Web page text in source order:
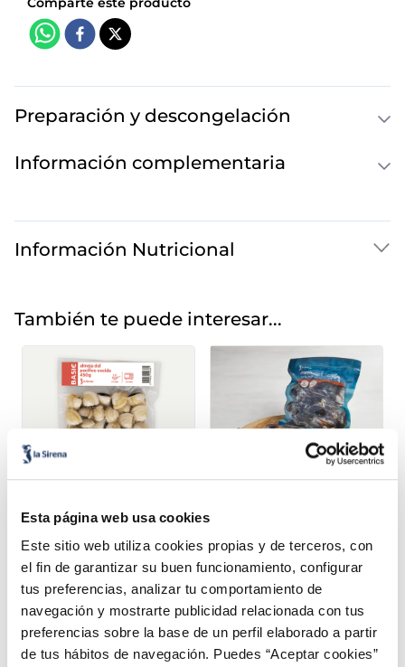
Esta página web usa cookies
Este sitio web utiliza cookies propias y de terceros, con
el fin de garantizar su buen funcionamiento, configurar
tus preferencias, analizar tu comportamiento de
navegación y mostrarte publicidad relacionada con tus
preferencias sobre la base de un perfil elaborado a partir
de tus hábitos de navegación. Puedes “Aceptar cookies”
Preparación y descongelación
Información complementaria
Información Nutricional
También te puede interesar...
1,99 € Bolsa 450g
Añadir
nacional en su jugo
3,99 €
Pack 500g
Añadir